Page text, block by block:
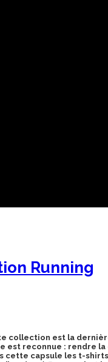
Running
est la
reconnue : rendre
capsule les t-